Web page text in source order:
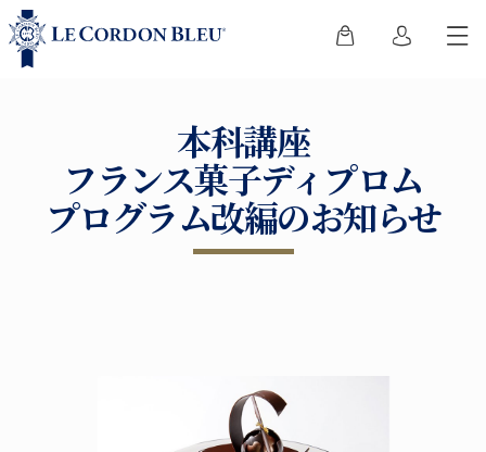
本科講座
フランス菓子ディプロム
プログラム改編のお知らせ